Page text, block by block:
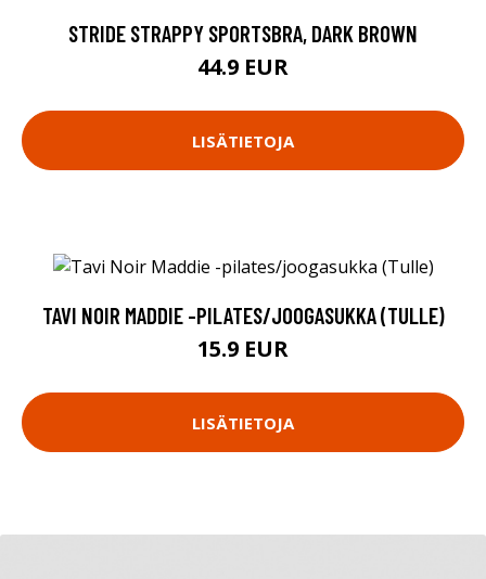
STRIDE STRAPPY SPORTSBRA, DARK BROWN
44.9 EUR
LISÄTIETOJA
TAVI NOIR MADDIE -PILATES/JOOGASUKKA (TULLE)
15.9 EUR
LISÄTIETOJA